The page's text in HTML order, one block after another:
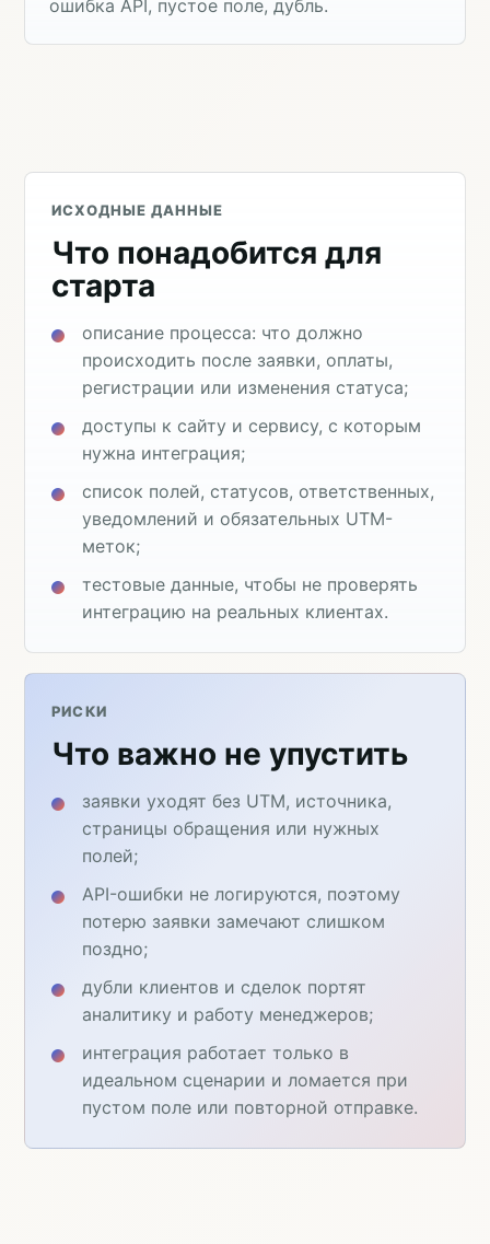
ошибка API, пустое поле, дубль.
ИСХОДНЫЕ ДАННЫЕ
Что понадобится для
старта
описание процесса: что должно
происходить после заявки, оплаты,
регистрации или изменения статуса;
доступы к сайту и сервису, с которым
нужна интеграция;
список полей, статусов, ответственных,
уведомлений и обязательных UTM-
меток;
тестовые данные, чтобы не проверять
интеграцию на реальных клиентах.
РИСКИ
Что важно не упустить
заявки уходят без UTM, источника,
страницы обращения или нужных
полей;
API-ошибки не логируются, поэтому
потерю заявки замечают слишком
поздно;
дубли клиентов и сделок портят
аналитику и работу менеджеров;
интеграция работает только в
идеальном сценарии и ломается при
пустом поле или повторной отправке.